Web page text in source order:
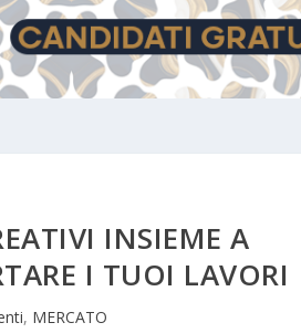
INSIEME A
I TUOI LAVORI
, MERCATO